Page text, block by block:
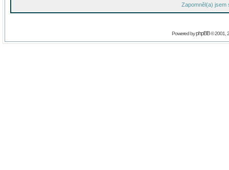
Zapomněl(a) jsem
Powered byphpBB© 2001,